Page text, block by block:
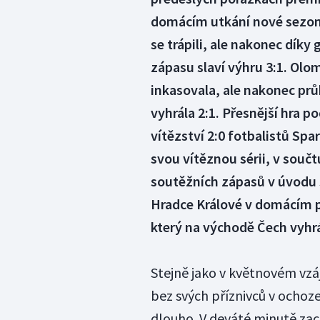
domácím utkání nové
se trápili, ale nakonec díky
zápasu slaví výhru 3:1.
inkasovala, ale nakonec
vyhrála 2:1. Přesnější hra
vítězství 2:0 fotbalistů
svou vítěznou sérii, v
soutěžních zápasů v
Hradce Králové v
který na východě Čech
Stejně jako v květnovém
bez svých příznivců v